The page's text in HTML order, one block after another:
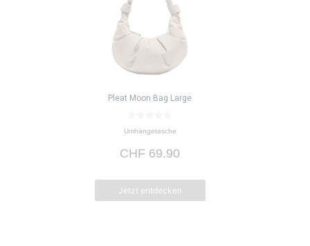
Pleat Moon Bag Large
0
v
n
5
Umhängetasche
CHF 69.90
Jetzt entdecken